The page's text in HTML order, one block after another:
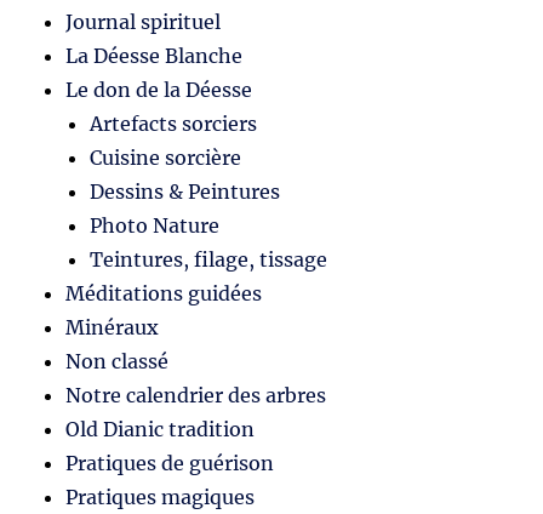
Journal spirituel
La Déesse Blanche
Le don de la Déesse
Artefacts sorciers
Cuisine sorcière
Dessins & Peintures
Photo Nature
Teintures, filage, tissage
Méditations guidées
Minéraux
Non classé
Notre calendrier des arbres
Old Dianic tradition
Pratiques de guérison
Pratiques magiques